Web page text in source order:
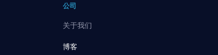
公司
关于我们
博客